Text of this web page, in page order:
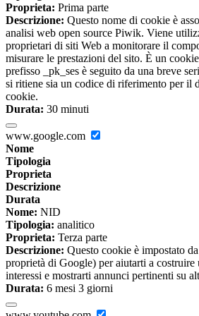
Proprieta: Prima parte
Descrizione: Questo nome di cookie è
analisi web open source Piwik. Viene
proprietari di siti Web a monitorare il
misurare le prestazioni del sito. È un
prefisso _pk_ses è seguito da una breve
si ritiene sia un codice di riferimento per il
cookie.
Durata: 30 minuti
www.google.com
Nome
Tipologia
Proprieta
Descrizione
Durata
Nome: NID
Tipologia: analitico
Proprieta: Terza parte
Descrizione: Questo cookie è impostato
proprietà di Google) per aiutarti a
interessi e mostrarti annunci pertinenti su
Durata: 6 mesi 3 giorni